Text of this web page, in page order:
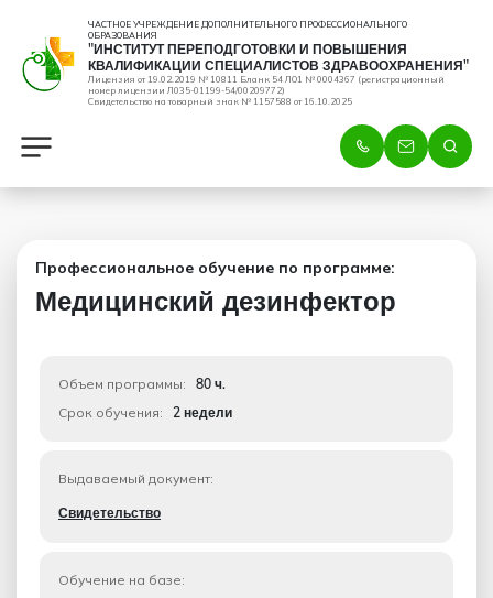
ЧАСТНОЕ УЧРЕЖДЕНИЕ ДОПОЛНИТЕЛЬНОГО ПРОФЕССИОНАЛЬНОГО
ОБРАЗОВАНИЯ
"ИНСТИТУТ ПЕРЕПОДГОТОВКИ И ПОВЫШЕНИЯ
КВАЛИФИКАЦИИ СПЕЦИАЛИСТОВ ЗДРАВООХРАНЕНИЯ"
Лицензия от 19.02.2019 № 10811 Бланк 54 ЛО1 № 0004367 (регистрационный
номер лицензии Л035-01199-54/00209772)
Свидетельство на товарный знак № 1157588 от 16.10.2025
Профессиональное обучение по программе:
Медицинский дезинфектор
Объем программы: 80 ч.
Срок обучения: 2 недели
Выдаваемый документ:
Свидетельство
Обучение на базе: